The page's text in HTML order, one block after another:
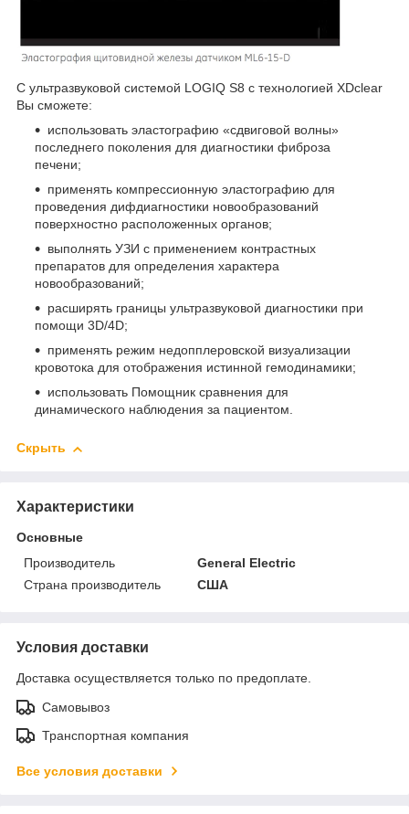
С ультразвуковой системой LOGIQ S8 с технологией XDclear
Вы сможете:
использовать эластографию «сдвиговой волны»
последнего поколения для диагностики фиброза
печени;
применять компрессионную эластографию для
проведения дифдиагностики новообразований
поверхностно расположенных органов;
выполнять УЗИ с применением контрастных
препаратов для определения характера
новообразований;
расширять границы ультразвуковой диагностики при
помощи 3D/4D;
применять режим недопплеровской визуализации
кровотока для отображения истинной гемодинамики;
использовать Помощник сравнения для
динамического наблюдения за пациентом.
Скрыть
Характеристики
Основные
Производитель
General Electric
Страна производитель
США
Условия доставки
Доставка осуществляется только по предоплате.
Самовывоз
Транспортная компания
Все условия доставки